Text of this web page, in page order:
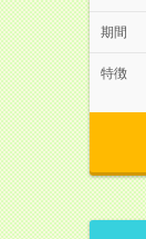
期間
特徴